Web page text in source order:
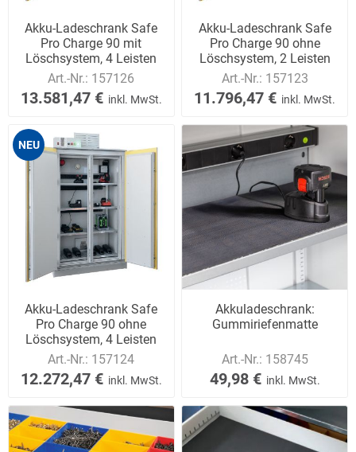
Akku-Ladeschrank Safe
Pro Charge 90 mit
Löschsystem, 4 Leisten
Art.-Nr.: 157126
13.581,47 € inkl. MwSt.
Akku-Ladeschrank Safe
Pro Charge 90 ohne
Löschsystem, 2 Leisten
Art.-Nr.: 157123
11.796,47 € inkl. MwSt.
NEU
Akku-Ladeschrank Safe
Pro Charge 90 ohne
Löschsystem, 4 Leisten
Art.-Nr.: 157124
12.272,47 € inkl. MwSt.
Akkuladeschrank:
Gummiriefenmatte
Art.-Nr.: 158745
49,98 € inkl. MwSt.